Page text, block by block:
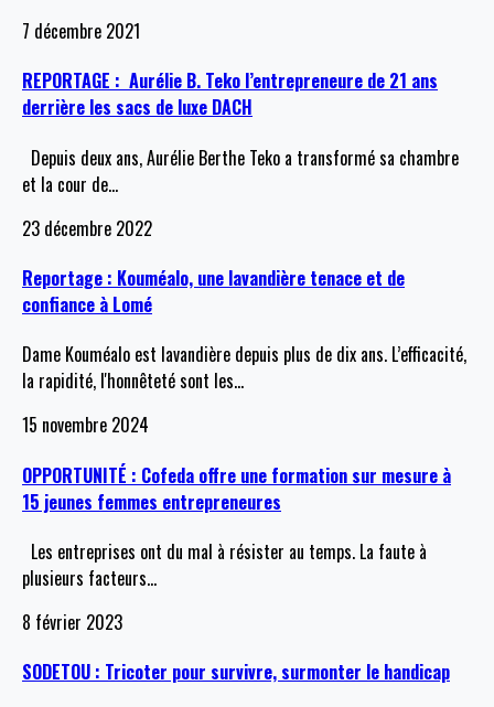
7 décembre 2021
REPORTAGE : Aurélie B. Teko l’entrepreneure de 21 ans
derrière les sacs de luxe DACH
Depuis deux ans, Aurélie Berthe Teko a transformé sa chambre
et la cour de…
23 décembre 2022
Reportage : Kouméalo, une lavandière tenace et de
confiance à Lomé
Dame Kouméalo est lavandière depuis plus de dix ans. L’efficacité,
la rapidité, l'honnêteté sont les…
15 novembre 2024
OPPORTUNITÉ : Cofeda offre une formation sur mesure à
15 jeunes femmes entrepreneures
Les entreprises ont du mal à résister au temps. La faute à
plusieurs facteurs…
8 février 2023
SODETOU : Tricoter pour survivre, surmonter le handicap